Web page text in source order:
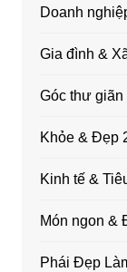
Doanh
Gia đình &
Góc thư giãn
Khỏe & Đẹp
Kinh tế &
Món ngon &
Phái Đẹp